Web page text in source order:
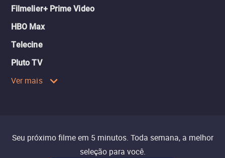
Filmelier+ Prime Video
HBO Max
Telecine
Pluto TV
Ver mais
Seu próximo filme em 5 minutos. Toda semana, a melhor
seleção para você.